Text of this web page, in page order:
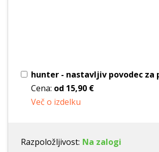
hunter - nastavljiv povodec za
Cena: od 15,90 €
Več o izdelku
Razpoložljivost: Na zalogi